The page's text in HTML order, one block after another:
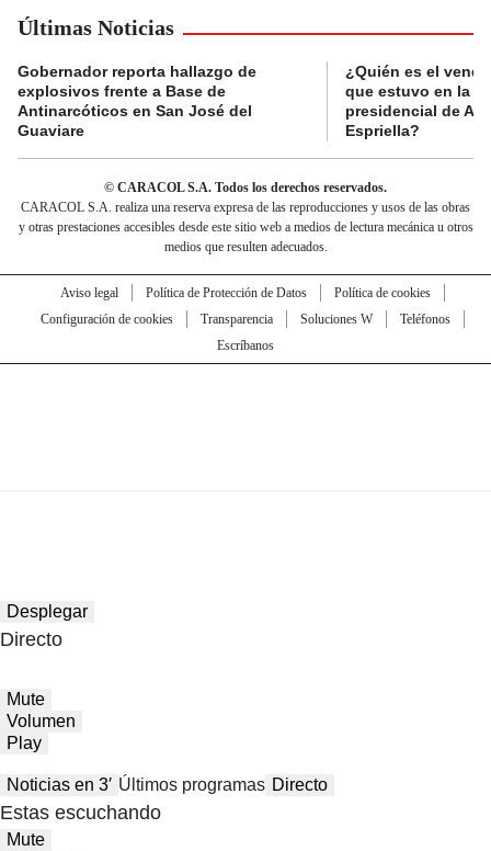
Últimas Noticias
Gobernador reporta hallazgo de
explosivos frente a Base de
Antinarcóticos en San José del
Guaviare
¿Quién es el
que estuvo en la
presidencial de
Espriella?
© CARACOL S.A. Todos los derechos reservados.
CARACOL S.A. realiza una reserva expresa de las reproducciones y usos de las obras
y otras prestaciones accesibles desde este sitio web a medios de lectura mecánica u otros
medios que resulten adecuados.
Aviso legal Política de Protección de Datos
Política de cookies
Configuración de cookies
Transparencia Soluciones W
Teléfonos
Escríbanos
Desplegar
Directo
Mute
Volumen
Play
Noticias en 3′ Últimos programas Directo
Estas escuchando
Mute